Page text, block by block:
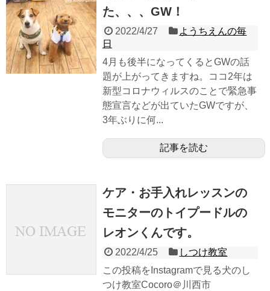
た、、、GW！
2022/4/27
ようちえんの毎
日
4月も後半になってくるとGWの話
題が上がってきますね。ココ2年は
新型コロナウィルスのことで緊急事
態宣言などが出ていたGWですが、
3年ぶりに何...
記事を読む
ケア・お手入れレッスンの
モニターのトイプードルの
レオンくんです。
2022/4/25
しつけ教室
この投稿をInstagramで見る犬のし
つけ教室Cocoro＠川西市